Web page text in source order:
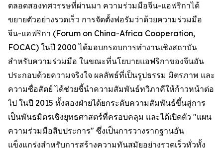
ตลอดสองทศวรรษที่ผ่านมา ความร่วมมือจีน-แอฟริกาได้
ขยายตัวอย่างรวดเร็ว การจัดตั้งฟอรัมว่าด้วยความร่วมมือ
จีน-แอฟริกา (Forum on China-Africa Cooperation,
FOCAC) ในปี 2000 ได้มอบกรอบการทำงานเชิงสถาบัน
สำหรับความร่วมมือ ในขณะที่นโยบายแอฟริกาของจีนอัน
ประกอบด้วยความจริงใจ ผลลัพธ์ที่เป็นรูปธรรม มิตรภาพ และ
ความซื่อสัตย์ ได้ช่วยชี้นำความสัมพันธ์ทวิภาคีให้ก้าวหน้าต่อ
ไป ในปี 2015 ทั้งสองฝ่ายได้ยกระดับความสัมพันธ์ขึ้นสู่การ
เป็นพันธมิตรเชิงยุทธศาสตร์ที่ครอบคลุม และได้เปิดตัว "แผน
ความร่วมมือสิบประการ" ซึ่งเป็นการวางรากฐานอัน
แข็งแกร่งสำหรับการสร้างความทันสมัยอย่างรวดเร็วทั่วทั้ง